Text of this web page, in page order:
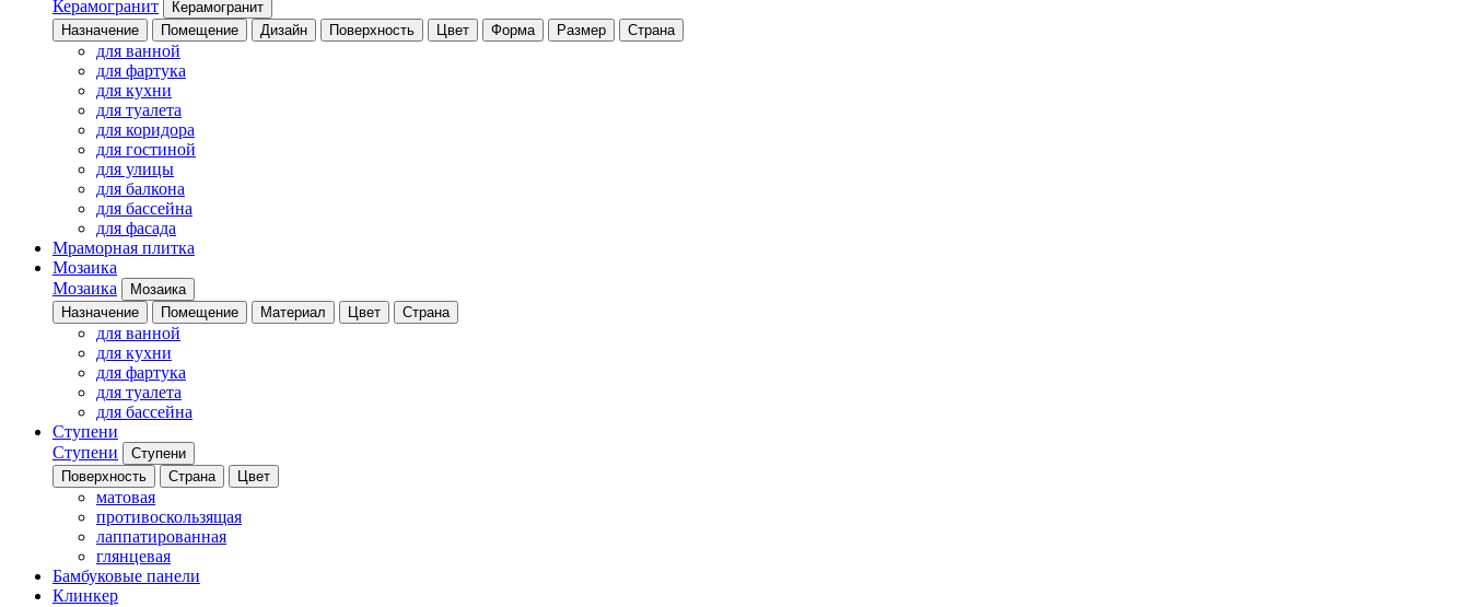
Керамогранит
Керамогранит
Назначение
Помещение Дизайн Поверхность Цвет Форма Размер Страна
для ванной
для фартука
для кухни
для туалета
для коридора
для гостиной
для улицы
для балкона
для бассейна
для фасада
Мраморная плитка
Мозаика
Мозаика
Мозаика
Назначение
Помещение Материал Цвет Страна
для ванной
для кухни
для фартука
для туалета
для бассейна
Ступени
Ступени
Ступени
Поверхность
Страна Цвет
матовая
противоскользящая
лаппатированная
глянцевая
Бамбуковые панели
Клинкер